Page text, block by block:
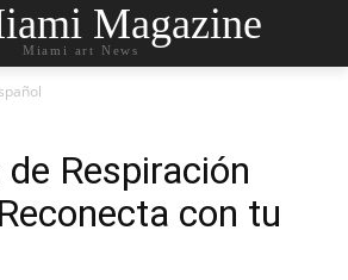
Magazine
Miami art News
Respiración
con tu